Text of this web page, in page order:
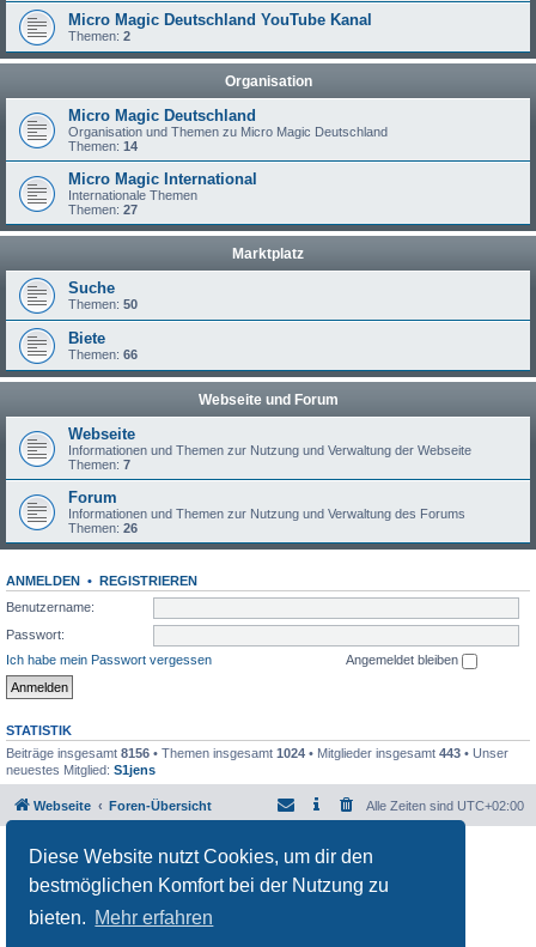
Diese Website nutzt Cookies, um dir den
bestmöglichen Komfort bei der Nutzung zu
bieten. Mehr erfahren
Micro Magic Deutschland YouTube Kanal
Themen: 2
Organisation
Micro Magic Deutschland
Organisation und Themen zu Micro Magic Deutschland
Themen: 14
Micro Magic International
Internationale Themen
Themen: 27
Marktplatz
Suche
Themen: 50
Biete
Themen: 66
Webseite und Forum
Webseite
Informationen und Themen zur Nutzung und Verwaltung der Webseite
Themen: 7
Forum
Informationen und Themen zur Nutzung und Verwaltung des Forums
Themen: 26
ANMELDEN •
REGISTRIEREN
Benutzername:
Passwort:
Ich habe mein Passwort vergessen
Angemeldet bleiben
STATISTIK
Beiträge insgesamt 8156 • Themen insgesamt 1024 • Mitglieder insgesamt 443 • Unser
neuestes Mitglied: S1jens
Webseite Foren-Übersicht Alle Zeiten sind UTC+02:00
Powered by phpBB
® Forum Software © phpBB Limited
Datenschutz|Nutzungsbedingungen